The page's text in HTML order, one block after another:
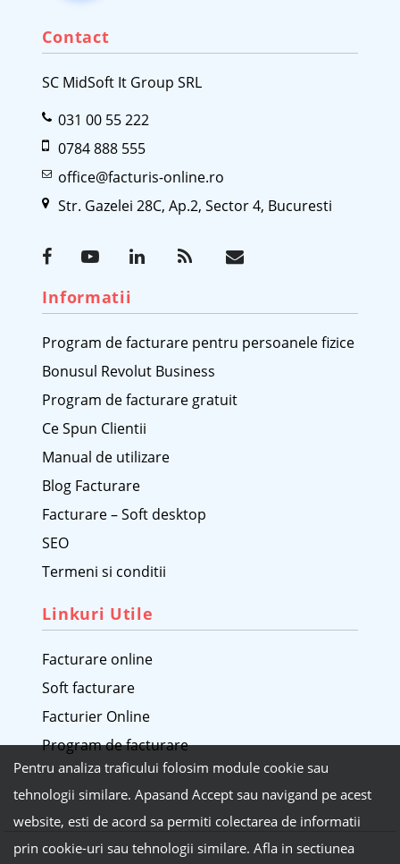
Contact
SC MidSoft It Group SRL
031 00 55 222
0784 888 555
office@facturis-online.ro
Str. Gazelei 28C, Ap.2, Sector 4, Bucuresti
Informatii
Program de facturare pentru persoanele fizice
Bonusul Revolut Business
Program de facturare gratuit
Ce Spun Clientii
Manual de utilizare
Blog Facturare
Facturare – Soft desktop
SEO
Termeni si conditii
Linkuri Utile
Facturare online
Soft facturare
Facturier Online
Program de facturare
Pentru analiza traficului folosim module cookie sau
tehnologii similare. Apasand Accept sau navigand pe acest
website, esti de acord sa permiti colectarea de informatii
prin cookie-uri sau tehnologii similare. Afla in sectiunea